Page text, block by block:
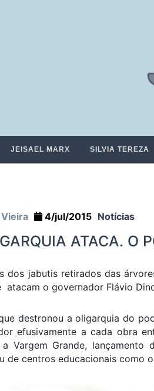
JEISAEL MARX SILVIA TEREZA
4/jul/2015 Notícias
ATACA. O
dos jabutis retirados das
atacam o governador Flávio
destronou a oligarquia do
efusivamente a cada obra
Vargem Grande,
de centros educacionais como